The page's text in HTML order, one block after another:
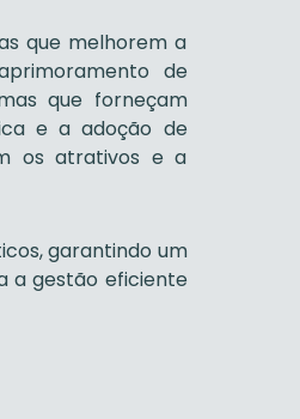
que melhorem a
de
que forneçam
e a adoção de
os atrativos e a
garantindo um
a gestão eficiente